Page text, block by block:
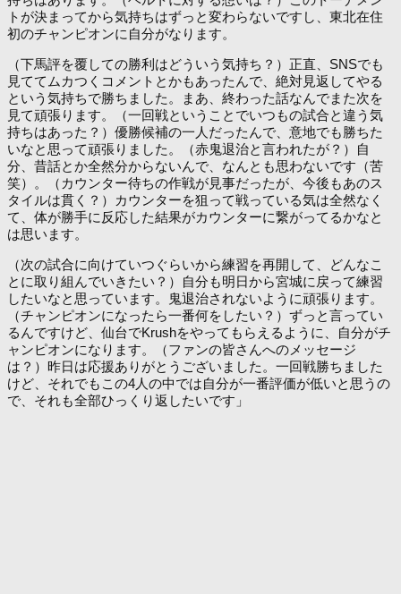
トが決まってから気持ちはずっと変わらないですし、東北在住
初のチャンピオンに自分がなります。
（下馬評を覆しての勝利はどういう気持ち？）正直、SNSでも
見ててムカつくコメントとかもあったんで、絶対見返してやる
という気持ちで勝ちました。まあ、終わった話なんでまた次を
見て頑張ります。（一回戦ということでいつもの試合と違う気
持ちはあった？）優勝候補の一人だったんで、意地でも勝ちた
いなと思って頑張りました。（赤鬼退治と言われたが？）自
分、昔話とか全然分からないんで、なんとも思わないです（苦
笑）。（カウンター待ちの作戦が見事だったが、今後もあのス
タイルは貫く？）カウンターを狙って戦っている気は全然なく
て、体が勝手に反応した結果がカウンターに繋がってるかなと
は思います。
（次の試合に向けていつぐらいから練習を再開して、どんなこ
とに取り組んでいきたい？）自分も明日から宮城に戻って練習
したいなと思っています。鬼退治されないように頑張ります。
（チャンピオンになったら一番何をしたい？）ずっと言ってい
るんですけど、仙台でKrushをやってもらえるように、自分がチ
ャンピオンになります。（ファンの皆さんへのメッセージ
は？）昨日は応援ありがとうございました。一回戦勝ちました
けど、それでもこの4人の中では自分が一番評価が低いと思うの
で、それも全部ひっくり返したいです」